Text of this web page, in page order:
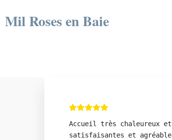
Mil Roses en Baie
Accueil très chaleureux et
satisfaisantes et